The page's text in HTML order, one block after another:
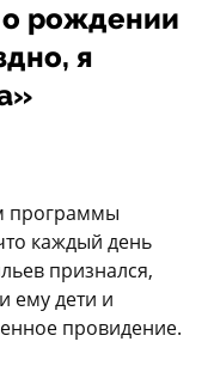
о рождении
я
программы
каждый день
признался,
ему дети и
провидение.